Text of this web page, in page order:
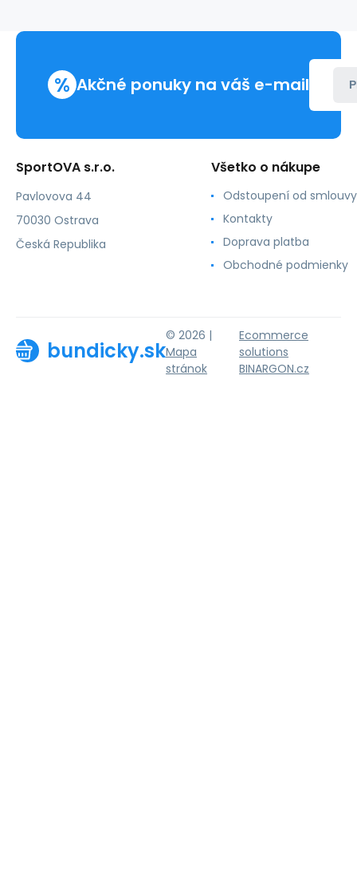
408
% Akčné ponuky na váš e-mail
SportOVA s.r.o.
Pavlovova 44
70030 Ostrava
Česká Republika
Všetko o nákupe
Odstoupení od smlouvy
Kontakty
Doprava platba
Obchodné podmienky
bundicky.sk
© 2026 |
Mapa
stránok
Ecommerce
solutions
BINARGON.cz